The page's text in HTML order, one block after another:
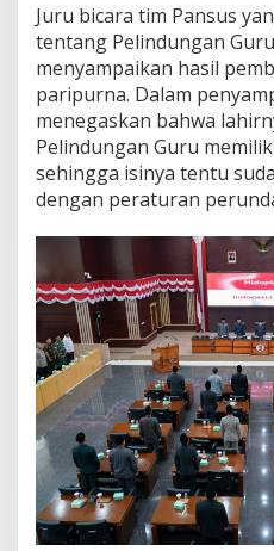
Juru bicara tim Pansus
tentang Pelindungan
menyampaikan hasil
paripurna. Dalam
menegaskan bahwa
Pelindungan Guru
sehingga isinya tentu
dengan peraturan